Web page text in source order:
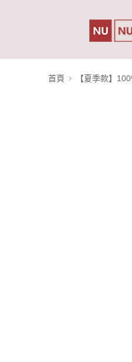
首頁 【夏季款】